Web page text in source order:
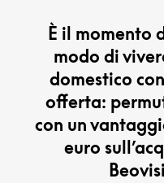
È il momento
modo di
domestico
offerta:
con un
euro